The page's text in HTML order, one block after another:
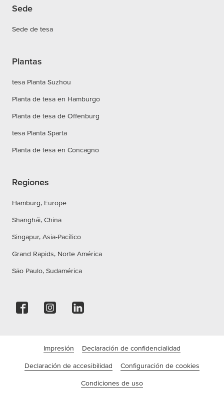
Sede
Sede de tesa
Plantas
tesa Planta Suzhou
Planta de tesa en Hamburgo
Planta de tesa de Offenburg
tesa Planta Sparta
Planta de tesa en Concagno
Regiones
Hamburg, Europe
Shanghái, China
Singapur, Asia-Pacífico
Grand Rapids, Norte América
São Paulo, Sudamérica
Impresión Declaración de confidencialidad
Declaración de accesibilidad Configuración de cookies
Condiciones de uso